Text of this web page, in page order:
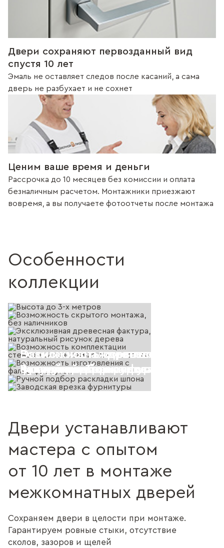
Двери сохраняют первозданный вид
спустя 10 лет
Эмаль не оставляет следов после касаний, а сама
дверь не разбухает и не сохнет
Ценим ваше время и деньги
Рассрочка до 10 месяцев без комиссии и оплата
безналичным расчетом. Монтажники приезжают
вовремя, а вы получаете фотоотчеты после монтажа
Особенности
коллекции
Высота до 3-х метров
Возможность скрытого монтажа,
наличников
Эксклюзивная древесная
натуральный рисунок дерева
Возможность комплектации
панелями в том же стиле
Возможность изготовления с
фрамугой
Ручной подбор раскладки шпона
Заводская врезка фурнитуры
Двери устанавливают
мастера с опытом
от 10 лет в монтаже
межкомнатных дверей
Сохраняем двери в целости при монтаже.
Гарантируем ровные стыки, отсутствие
сколов, зазоров и щелей